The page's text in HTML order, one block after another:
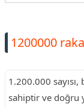
1200000
1.200.000
sahiptir ve doğru